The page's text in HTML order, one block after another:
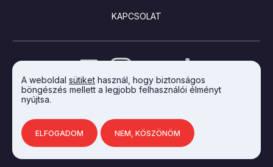
A weboldal sütiket használ, hogy biztonságos
böngészés mellett a legjobb felhasználói élményt
nyújtsa.
ELFOGADOM NEM, KÖSZÖNÖM
KAPCSOLAT
AZ INTEGRAL VISION FEJLESZTETTE